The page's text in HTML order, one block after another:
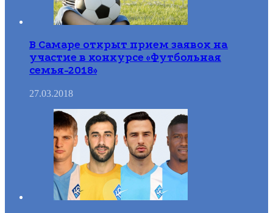
В Самаре открыт прием заявок на
участие в конкурсе «Футбольная
семья-2018»
27.03.2018